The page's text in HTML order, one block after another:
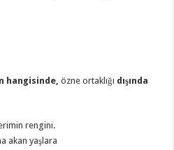
hangisinde,özne ortaklığı dışında
rengini.
akan yaşlara